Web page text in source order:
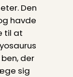
Den
havde
til at
der
sig